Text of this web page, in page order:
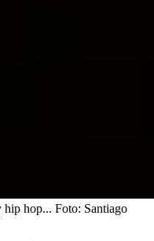
hip hop... Foto: Santiago